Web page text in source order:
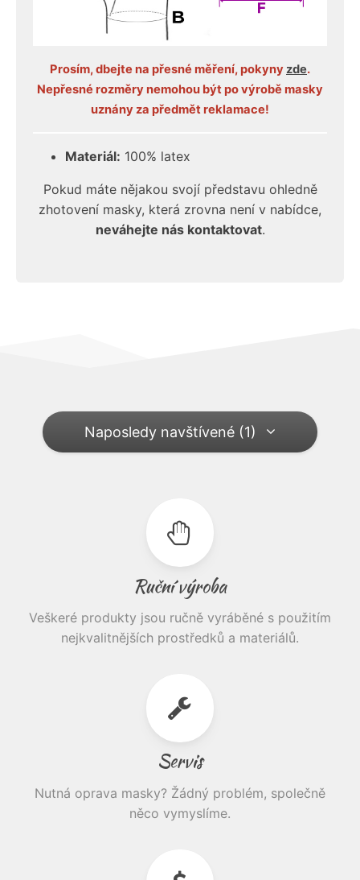
Prosím, dbejte na přesné měření, pokynyzde.
Nepřesné rozměry nemohou být po výrobě masky
uznány za předmět reklamace!
Materiál: 100% latex
Pokud máte nějakou svojí představu ohledně
zhotovení masky, která zrovna není v nabídce,
neváhejte nás kontaktovat.
Naposledy navštívené (1)
Ruční výroba
Veškeré produkty jsou ručně vyráběné s použitím
nejkvalitnějších prostředků a materiálů.
Servis
Nutná oprava masky? Žádný problém, společně
něco vymyslíme.